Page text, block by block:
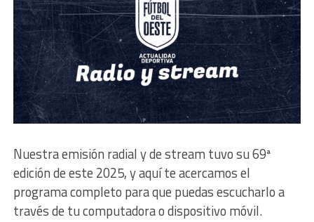
Nuestra emisión radial y de stream tuvo su 69ª
edición de este 2025, y aquí te acercamos el
programa completo para que puedas escucharlo a
través de tu computadora o dispositivo móvil.